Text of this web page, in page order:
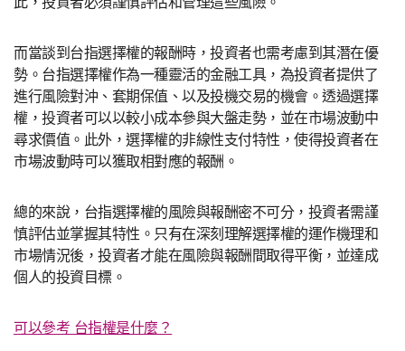
而當談到台指選擇權的報酬時，投資者也需考慮到其潛在優
勢。台指選擇權作為一種靈活的金融工具，為投資者提供了
進行風險對沖、套期保值、以及投機交易的機會。透過選擇
權，投資者可以以較小成本參與大盤走勢，並在市場波動中
尋求價值。此外，選擇權的非線性支付特性，使得投資者在
市場波動時可以獲取相對應的報酬。
總的來說，台指選擇權的風險與報酬密不可分，投資者需謹
慎評估並掌握其特性。只有在深刻理解選擇權的運作機理和
市場情況後，投資者才能在風險與報酬間取得平衡，並達成
個人的投資目標。
可以參考 台指權是什麼？